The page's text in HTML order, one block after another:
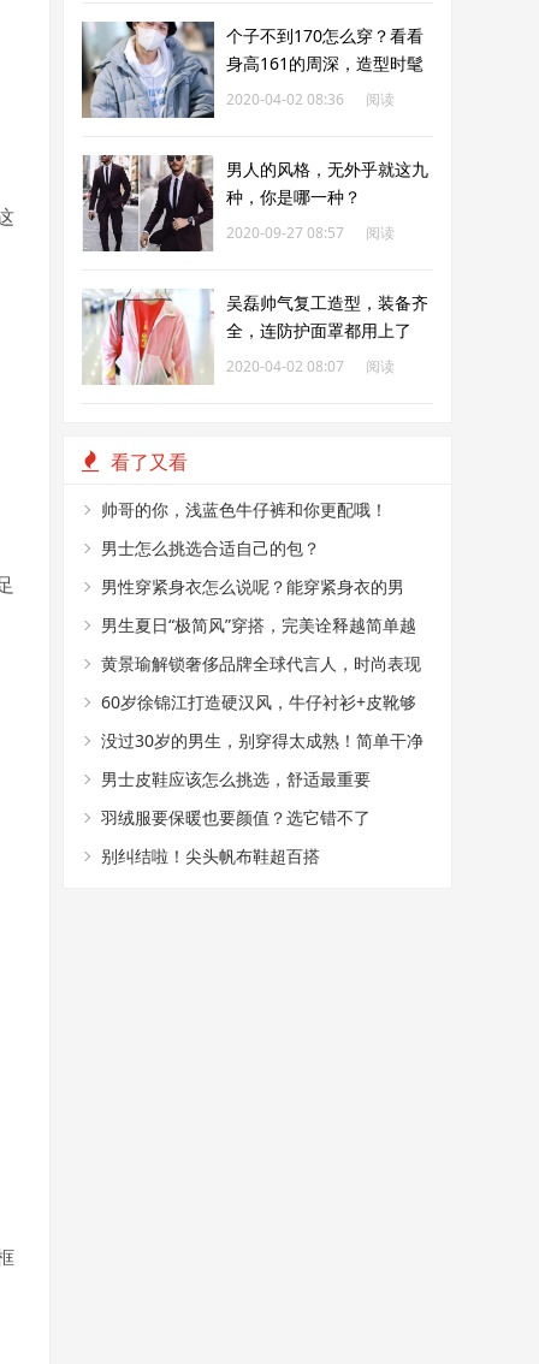
个子不到170怎么穿？看看
身高161的周深，造型时髦
又显高
2020-04-02 08:36
阅读
男人的风格，无外乎就这九
种，你是哪一种？
2020-09-27 08:57
阅读
吴磊帅气复工造型，装备齐
全，连防护面罩都用上了
2020-04-02 08:07
阅读
看了又看
帅哥的你，浅蓝色牛仔裤和你更配哦！
男士怎么挑选合适自己的包？
男性穿紧身衣怎么说呢？能穿紧身衣的男
性，首先能满足这4个条件
男生夏日“极简风”穿搭，完美诠释越简单越
帅气
黄景瑜解锁奢侈品牌全球代言人，时尚表现
力真好
60岁徐锦江打造硬汉风，牛仔衬衫+皮靴够
时髦
没过30岁的男生，别穿得太成熟！简单干净
的T恤搭配，帅气又减龄
男士皮鞋应该怎么挑选，舒适最重要
羽绒服要保暖也要颜值？选它错不了
别纠结啦！尖头帆布鞋超百搭